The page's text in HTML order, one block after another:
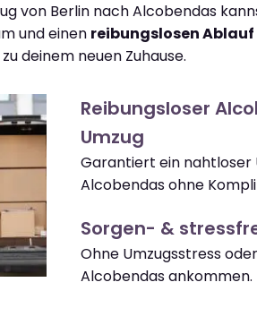
von Berlin nach Alcobendas
und einen reibungslosen Ablauf
deinem neuen Zuhause.
Reibungsloser
Umzug
Garantiert ein nahtloser
Alcobendas ohne
Sorgen- &
Ohne Umzugsstress
Alcobendas ankommen.